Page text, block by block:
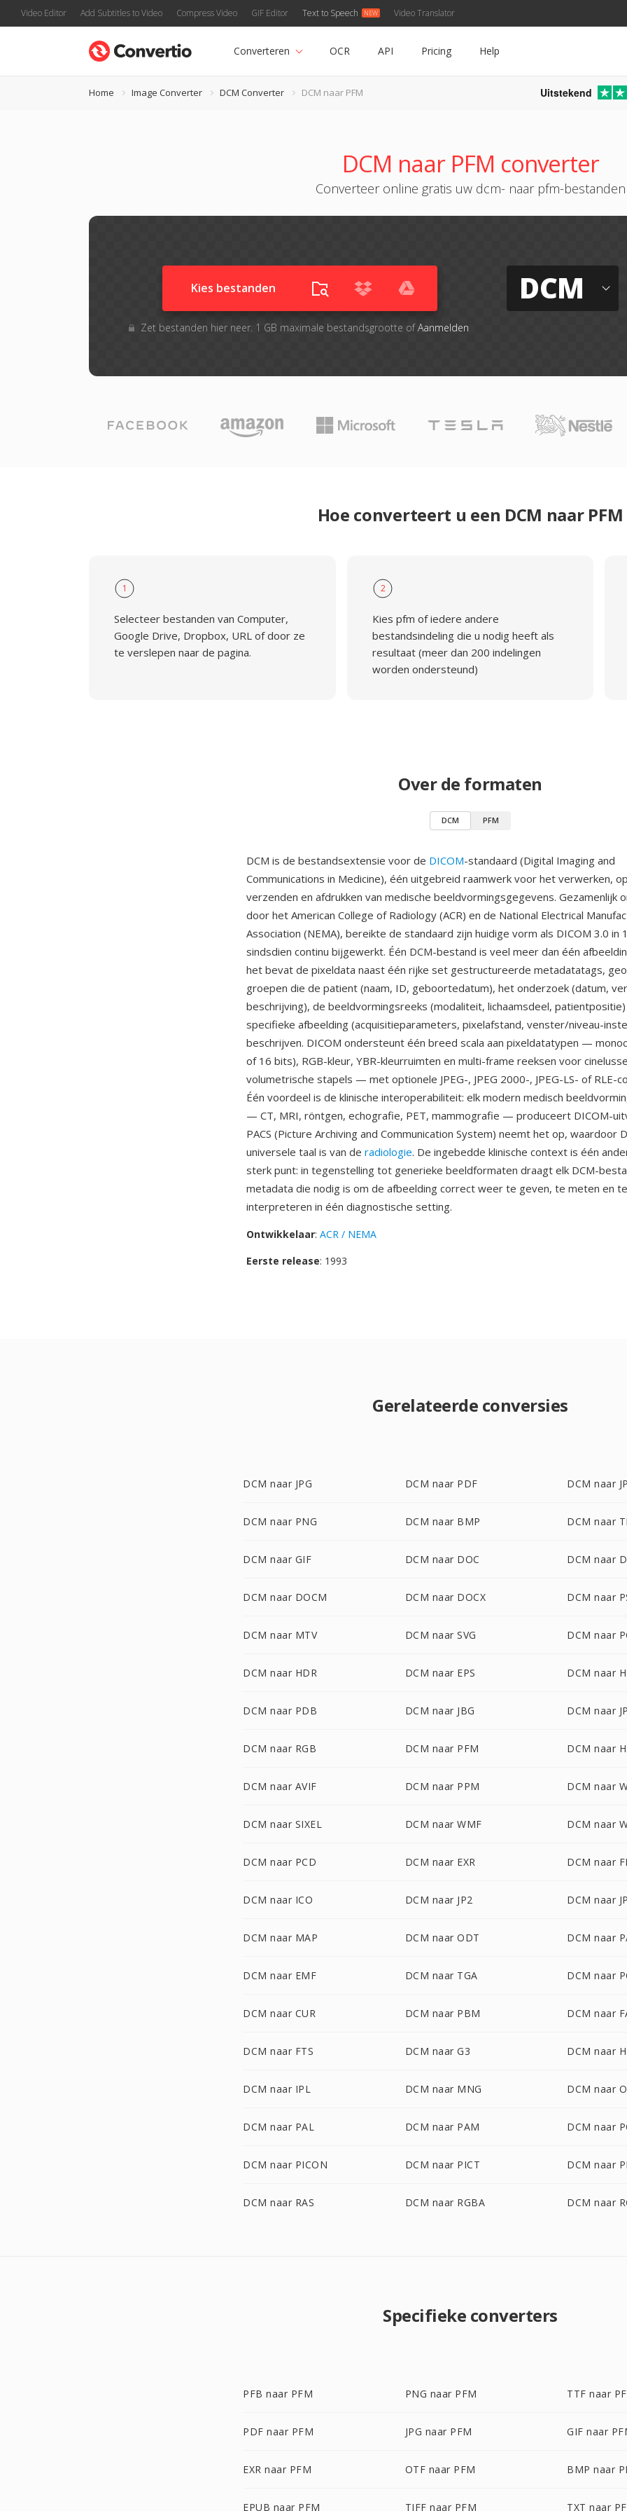
Video Editor Add Subtitles to Video Compress Video GIF Editor Text to Speech Video Translator
Converteren OCR API Pricing Help
Home Image Converter DCM Converter DCM naar PFM Uitstekend
DCM naar PFM converter
Converteer online gratis uw dcm- naar pfm-bestanden
Kies bestanden
Zet bestanden hier neer. 1 GB maximale bestandsgrootte ofAanmelden
DCM
Hoe converteert u een DCM naar PFM
1
Selecteer bestanden van Computer,
Google Drive, Dropbox, URL of door ze
te verslepen naar de pagina.
2
Kies pfm of iedere andere
bestandsindeling die u nodig heeft als
resultaat (meer dan 200 indelingen
worden ondersteund)
Over de formaten
DCM PFM
DCM is de bestandsextensie voor de DICOM-standaard (Digital Imaging and
Communications in Medicine), één uitgebreid raamwerk voor het verwerken,
verzenden en afdrukken van medische beeldvormingsgegevens. Gezamenlijk
door het American College of Radiology (ACR) en de National Electrical
Association (NEMA), bereikte de standaard zijn huidige vorm als DICOM 3.0 in
sindsdien continu bijgewerkt. Één DCM-bestand is veel meer dan één
het bevat de pixeldata naast één rijke set gestructureerde metadatatags,
groepen die de patient (naam, ID, geboortedatum), het onderzoek (datum,
beschrijving), de beeldvormingsreeks (modaliteit, lichaamsdeel,
specifieke afbeelding (acquisitieparameters, pixelafstand, venster/niveau-
beschrijven. DICOM ondersteunt één breed scala aan pixeldatatypen —
of 16 bits), RGB-kleur, YBR-kleurruimten en multi-frame reeksen voor
volumetrische stapels — met optionele JPEG-, JPEG 2000-, JPEG-LS- of RLE-
Één voordeel is de klinische interoperabiliteit: elk modern medisch
— CT, MRI, röntgen, echografie, PET, mammografie — produceert DICOM-
PACS (Picture Archiving and Communication System) neemt het op, waardoor
universele taal is van de radiologie. De ingebedde klinische context is één
sterk punt: in tegenstelling tot generieke beeldformaten draagt elk DCM-
metadata die nodig is om de afbeelding correct weer te geven, te meten en te
interpreteren in één diagnostische setting.
Ontwikkelaar: ACR / NEMA
Eerste release: 1993
Gerelateerde conversies
DCM naar JPG DCM naar PDF DCM naar
DCM naar PNG DCM naar BMP DCM naar
DCM naar GIF DCM naar DOC DCM naar
DCM naar DOCM DCM naar DOCX DCM naar
DCM naar MTV DCM naar SVG DCM naar
DCM naar HDR DCM naar EPS DCM naar
DCM naar PDB DCM naar JBG DCM naar
DCM naar RGB DCM naar PFM DCM naar
DCM naar AVIF DCM naar PPM DCM naar
DCM naar SIXEL DCM naar WMF DCM naar
DCM naar PCD DCM naar EXR DCM naar
DCM naar ICO DCM naar JP2 DCM naar
DCM naar MAP DCM naar ODT DCM naar
DCM naar EMF DCM naar TGA DCM naar
DCM naar CUR DCM naar PBM DCM naar
DCM naar FTS DCM naar G3 DCM naar
DCM naar IPL DCM naar MNG DCM naar
DCM naar PAL DCM naar PAM DCM naar
DCM naar PICON DCM naar PICT DCM naar
DCM naar RAS DCM naar RGBA DCM naar
Specifieke converters
PFB naar PFM PNG naar PFM TTF naar
PDF naar PFM JPG naar PFM GIF naar
EXR naar PFM OTF naar PFM BMP naar
EPUB naar PFM TIFF naar PFM TXT naar